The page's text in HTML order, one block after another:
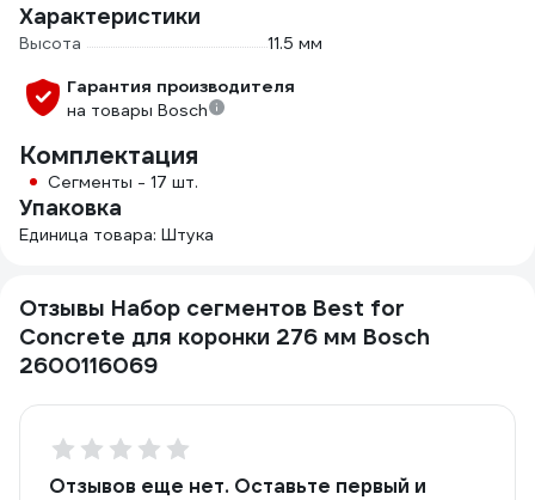
Характеристики
Высота
11.5 мм
Гарантия производителя
на товары Bosch
Комплектация
Сегменты - 17 шт.
Упаковка
Единица товара: Штука
Отзывы Набор сегментов Best for
Concrete для коронки 276 мм Bosch
2600116069
Отзывов еще нет. Оставьте первый и